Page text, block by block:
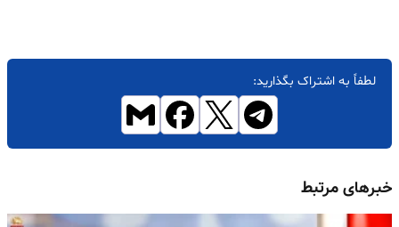
لطفاً به اشتراک بگذارید:
خبرهای مرتبط